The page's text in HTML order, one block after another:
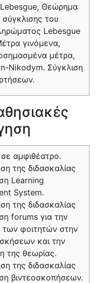
Θεώρημα
του
Lebesgue
γινόμενα,
μέτρα,
Nikodym. Σύγκλιση
σε αμφιθέατρο.
της διδασκαλίας
Learning
System.
της διδασκαλίας
forums για την
φοιτητών στην
και την
της θεωρίας.
της διδασκαλίας
βιντεοσκοπήσεων.